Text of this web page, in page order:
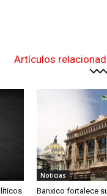
Artículos
Noticias
Banxico fortalece